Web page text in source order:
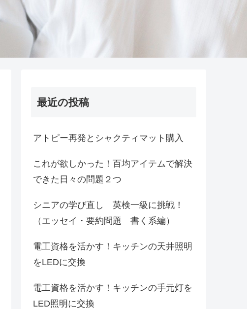
最近の投稿
アトピー再発とシャクティマット購入
これが欲しかった！百均アイテムで解決
できた日々の問題２つ
シニアの学び直し 英検一級に挑戦！
（エッセイ・要約問題 書く系編）
電工資格を活かす！キッチンの天井照明
をLEDに交換
電工資格を活かす！キッチンの手元灯を
LED照明に交換